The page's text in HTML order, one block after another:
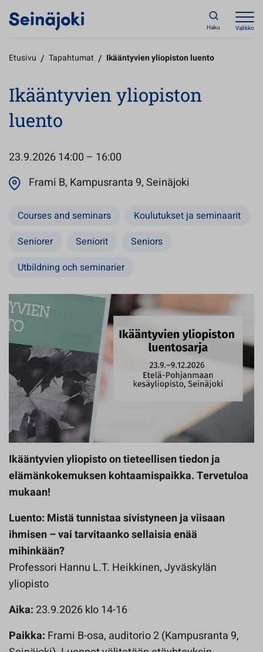
Haku Valikko
Etusivu / Tapahtumat / Ikääntyvien yliopiston luento
Ikääntyvien yliopiston
luento
23.9.202614:00 – 16:00
Frami B, Kampusranta 9, Seinäjoki
Courses and seminars
Koulutukset ja seminaarit
Seniorer
Seniorit
Seniors
Utbildning och seminarier
Ikääntyvien yliopisto on tieteellisen tiedon ja
elämänkokemuksen kohtaamispaikka. Tervetuloa
mukaan!
Luento: Mistä tunnistaa sivistyneen ja viisaan
ihmisen – vai tarvitaanko sellaisia enää
mihinkään?
Professori Hannu L.T. Heikkinen, Jyväskylän
yliopisto
Aika: 23.9.2026 klo 14-16
Paikka: Frami B-osa, auditorio 2 (Kampusranta 9,